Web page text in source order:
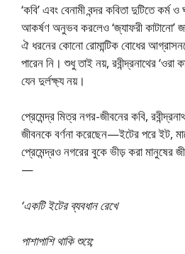
‘কবি’ এবং বেনামী বন্দর কবিতা দুটিতে কর্ম
আকর্ষণ অনুভব করলেও ‘জ্যাফরী কাটানাে’
ঐ ধরনের কোনাে রােমান্টিক বােধের
পারেন নি। শুধু তাই নয়, রবীন্দ্রনাথের ‘ওরা
যেন দুর্লক্ষ্য নয়।
প্রেমেন্দ্র মিত্র নগর-জীবনের কবি,
জীবনকে বর্ণনা করেছেন—ইটের পরে ইট,
প্রেমেন্দ্রও নগরের বুকে ভীড় করা মানুষের
—
‘একটি ইটের ব্যবধান রেখে
পাশাপাশি থাকি শুয়ে;